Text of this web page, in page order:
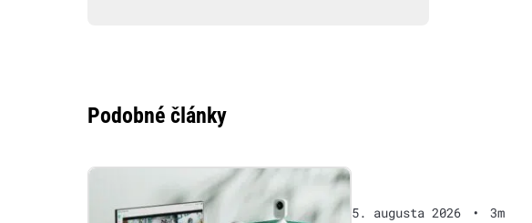
Podobné články
5. augusta 2026 • 3m